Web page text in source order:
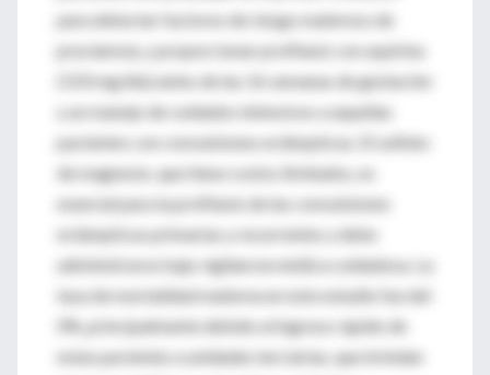
para detectar factores de riesgo maternos de
preclamsia, y proporcionar profilaxis con aspirina
(150 mg/día) antes de las 16 semanas de gestación
y un manejo de cuidados intensivos a aquellas
pacientes con convulsiones eclámpticas. El sulfato
de magnesio, que tiene costos limitados, es
esencial para la profilaxis de las convulsiones
eclámpticas primarias y recurrentes y debe
administrarse bajo vigilancia médica cuidadosa. La
tasa de mortalidad materna en este estudio fue del
0%, principalmente debido al ingreso rápido de
estas pacientes a unidades terciarias, que brindan